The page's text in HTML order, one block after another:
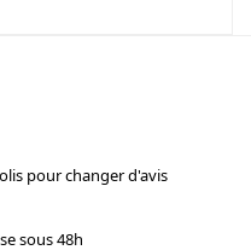
pour changer d'avis
sous 48h